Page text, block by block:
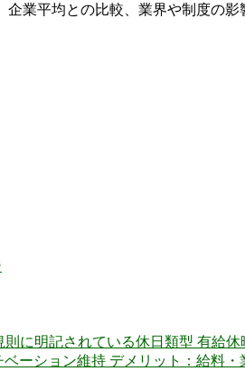
業平均との比較、業界や制度の
に明記されている休日類型 有給
ーション維持 デメリット：給料